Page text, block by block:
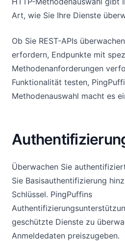
Art, wie Sie Ihre Dienste
Ob Sie REST-APIs
erfordern, Endpunkte mit
Methodenanforderungen
Funktionalität testen,
Methodenauswahl macht es
Überwachen Sie
Sie Basisauthentifizierung
Schlüssel. PingPuffins
geschützte Dienste zu
Anmeldedaten preiszugeben.